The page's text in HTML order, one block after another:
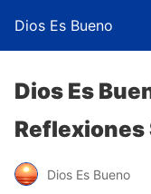
Dios Es Bueno
Dios Es
Reflexiones
Dios Es Bueno